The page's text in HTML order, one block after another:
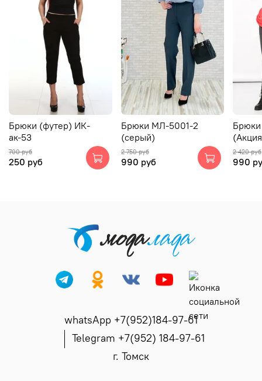
Брюки (футер) ИК-
ак-53
700 руб
250 руб
Брюки МЛ-5001-2
(серый)
2 750 руб
990 руб
2 420 руб
990
whatsApp +7(952)184-97-61
Telegram +7(952) 184-97-61
г. Томск